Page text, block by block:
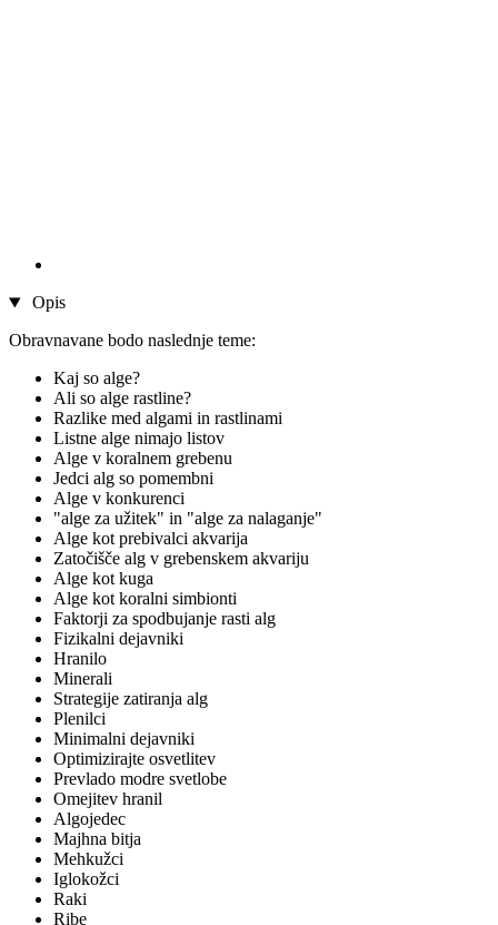
Opis
Obravnavane bodo naslednje teme:
Kaj so alge?
Ali so alge rastline?
Razlike med algami in rastlinami
Listne alge nimajo listov
Alge v koralnem grebenu
Jedci alg so pomembni
Alge v konkurenci
"alge za užitek" in "alge za nalaganje"
Alge kot prebivalci akvarija
Zatočišče alg v grebenskem akvariju
Alge kot kuga
Alge kot koralni simbionti
Faktorji za spodbujanje rasti alg
Fizikalni dejavniki
Hranilo
Minerali
Strategije zatiranja alg
Plenilci
Minimalni dejavniki
Optimizirajte osvetlitev
Prevlado modre svetlobe
Omejitev hranil
Algojedec
Majhna bitja
Mehkužci
Iglokožci
Raki
Ribe